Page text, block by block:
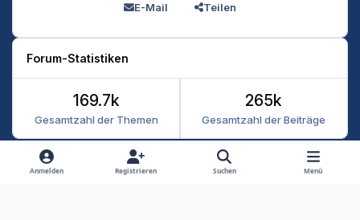
E-Mail Teilen
Forum-Statistiken
Gesamtzahl der Themen
169.7k
Gesamtzahl der Beiträge
265k
Heller Modus
Dunkler Modus
Systemeinstellung
Anmelden Registrieren Suchen Menü